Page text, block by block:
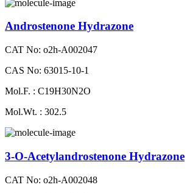
Androstenone Hydrazone
CAT No: o2h-A002047
CAS No: 63015-10-1
Mol.F. : C19H30N2O
Mol.Wt. : 302.5
3-O-Acetylandrostenone Hydrazone
CAT No: o2h-A002048